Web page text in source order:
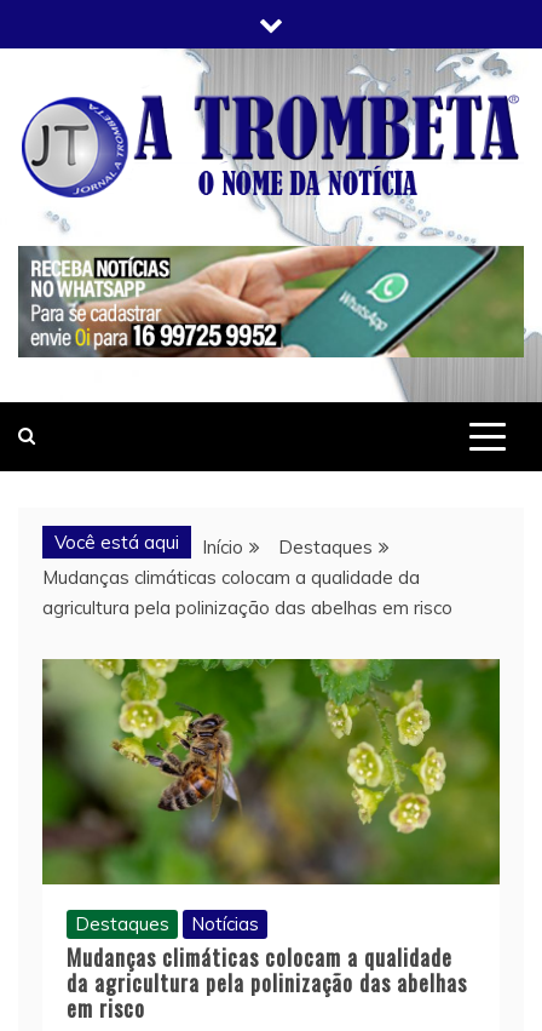
to
JORNAL A TROMBETA
O Nome da Notícia
Você está aqui Início
Destaques
Mudanças climáticas colocam a qualidade da
agricultura pela polinização das abelhas em risco
Destaques Notícias
Mudanças climáticas colocam a qualidade
da agricultura pela polinização das abelhas
em risco